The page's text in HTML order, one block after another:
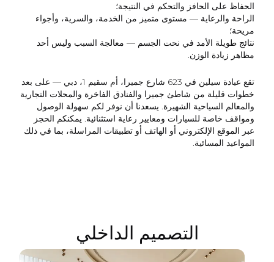
الحفاظ على الحافز والتحكم في النتيجة؛
الراحة والرعاية — مستوى متميز من الخدمة، والسرية، وأجواء
مريحة؛
نتائج طويلة الأمد في نحت الجسم — معالجة السبب وليس أحد
مظاهر زيادة الوزن.
تقع عيادة سيلين في 623 شارع جميرا، أم سقيم 1، دبي — على بعد
خطوات قليلة من شاطئ جميرا والفنادق الفاخرة والمحلات التجارية
والمعالم السياحية الشهيرة. يسعدنا أن نوفر لكم سهولة الوصول
ومواقف خاصة للسيارات ومعايير رعاية استثنائية. يمكنكم الحجز
عبر الموقع الإلكتروني أو الهاتف أو تطبيقات المراسلة، بما في ذلك
المواعيد المسائية.
التصميم الداخلي